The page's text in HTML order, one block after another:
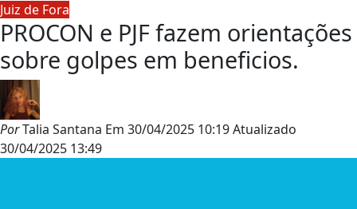
Juiz de Fora
PROCON e PJF fazem orientações
sobre golpes em beneficios.
PorTalia Santana Em 30/04/2025 10:19Atualizado
30/04/2025 13:49